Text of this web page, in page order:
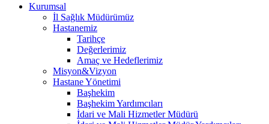
Kurumsal
İl Sağlık Müdürümüz
Hastanemiz
Tarihçe
Değerlerimiz
Amaç ve Hedeflerimiz
Misyon&Vizyon
Hastane Yönetimi
Başhekim
Başhekim Yardımcıları
İdari ve Mali Hizmetler Müdürü